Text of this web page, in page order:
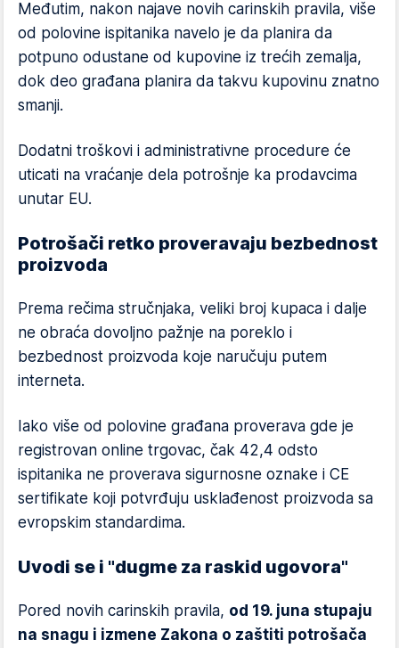
Međutim, nakon najave novih carinskih pravila, više
od polovine ispitanika navelo je da planira da
potpuno odustane od kupovine iz trećih zemalja,
dok deo građana planira da takvu kupovinu znatno
smanji.
Dodatni troškovi i administrativne procedure će
uticati na vraćanje dela potrošnje ka prodavcima
unutar EU.
Potrošači retko proveravaju bezbednost
proizvoda
Prema rečima stručnjaka, veliki broj kupaca i dalje
ne obraća dovoljno pažnje na poreklo i
bezbednost proizvoda koje naručuju putem
interneta.
Iako više od polovine građana proverava gde je
registrovan online trgovac, čak 42,4 odsto
ispitanika ne proverava sigurnosne oznake i CE
sertifikate koji potvrđuju usklađenost proizvoda sa
evropskim standardima.
Uvodi se i "dugme za raskid ugovora"
Pored novih carinskih pravila, od 19. juna stupaju
na snagu i izmene Zakona o zaštiti potrošača